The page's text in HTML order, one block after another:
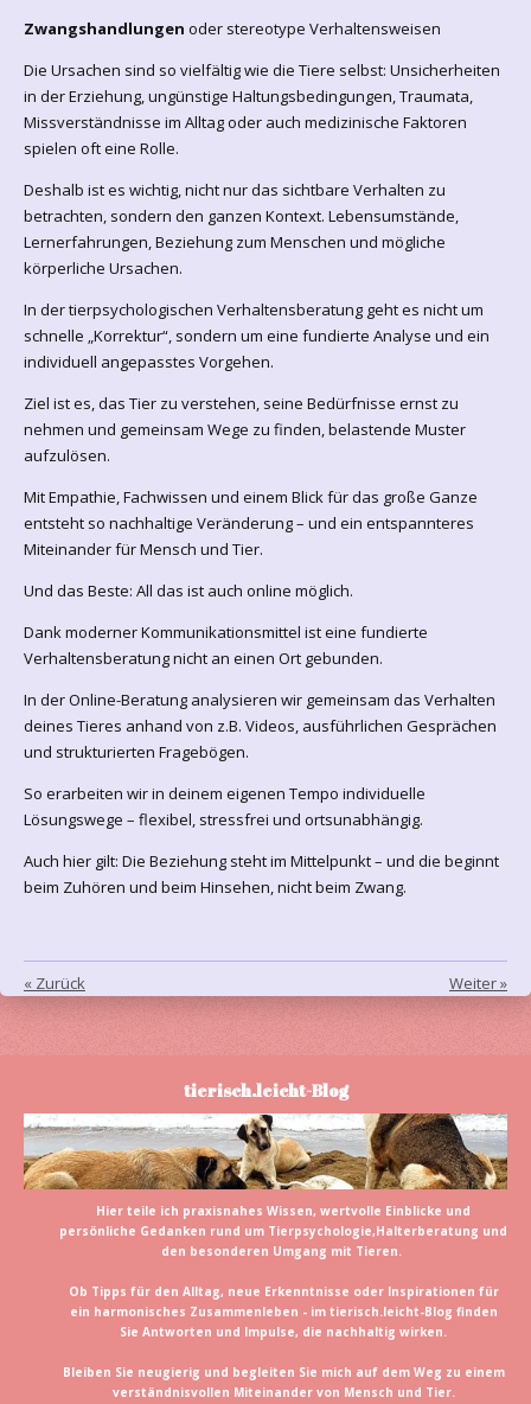
Zwangshandlungen oder stereotype Verhaltensweisen
Die Ursachen sind so vielfältig wie die Tiere selbst: Unsicherheiten
in der Erziehung, ungünstige Haltungsbedingungen, Traumata,
Missverständnisse im Alltag oder auch medizinische Faktoren
spielen oft eine Rolle.
Deshalb ist es wichtig, nicht nur das sichtbare Verhalten zu
betrachten, sondern den ganzen Kontext. Lebensumstände,
Lernerfahrungen, Beziehung zum Menschen und mögliche
körperliche Ursachen.
In der tierpsychologischen Verhaltensberatung geht es nicht um
schnelle „Korrektur“, sondern um eine fundierte Analyse und ein
individuell angepasstes Vorgehen.
Ziel ist es, das Tier zu verstehen, seine Bedürfnisse ernst zu
nehmen und gemeinsam Wege zu finden, belastende Muster
aufzulösen.
Mit Empathie, Fachwissen und einem Blick für das große Ganze
entsteht so nachhaltige Veränderung – und ein entspannteres
Miteinander für Mensch und Tier.
Und das Beste: All das ist auch online möglich.
Dank moderner Kommunikationsmittel ist eine fundierte
Verhaltensberatung nicht an einen Ort gebunden.
In der Online-Beratung analysieren wir gemeinsam das Verhalten
deines Tieres anhand von z.B. Videos, ausführlichen Gesprächen
und strukturierten Fragebögen.
So erarbeiten wir in deinem eigenen Tempo individuelle
Lösungswege – flexibel, stressfrei und ortsunabhängig.
Auch hier gilt: Die Beziehung steht im Mittelpunkt – und die beginnt
beim Zuhören und beim Hinsehen, nicht beim Zwang.
« Zurück Weiter»
tierisch.leicht-Blog
Hier teile ich praxisnahes Wissen, wertvolle Einblicke und
persönliche Gedanken rund um Tierpsychologie,Halterberatung und
den besonderen Umgang mit Tieren.
Ob Tipps für den Alltag, neue Erkenntnisse oder Inspirationen für
ein harmonisches Zusammenleben - im tierisch.leicht-Blog finden
Sie Antworten und Impulse, die nachhaltig wirken.
Bleiben Sie neugierig und begleiten Sie mich auf dem Weg zu einem
verständnisvollen Miteinander von Mensch und Tier.